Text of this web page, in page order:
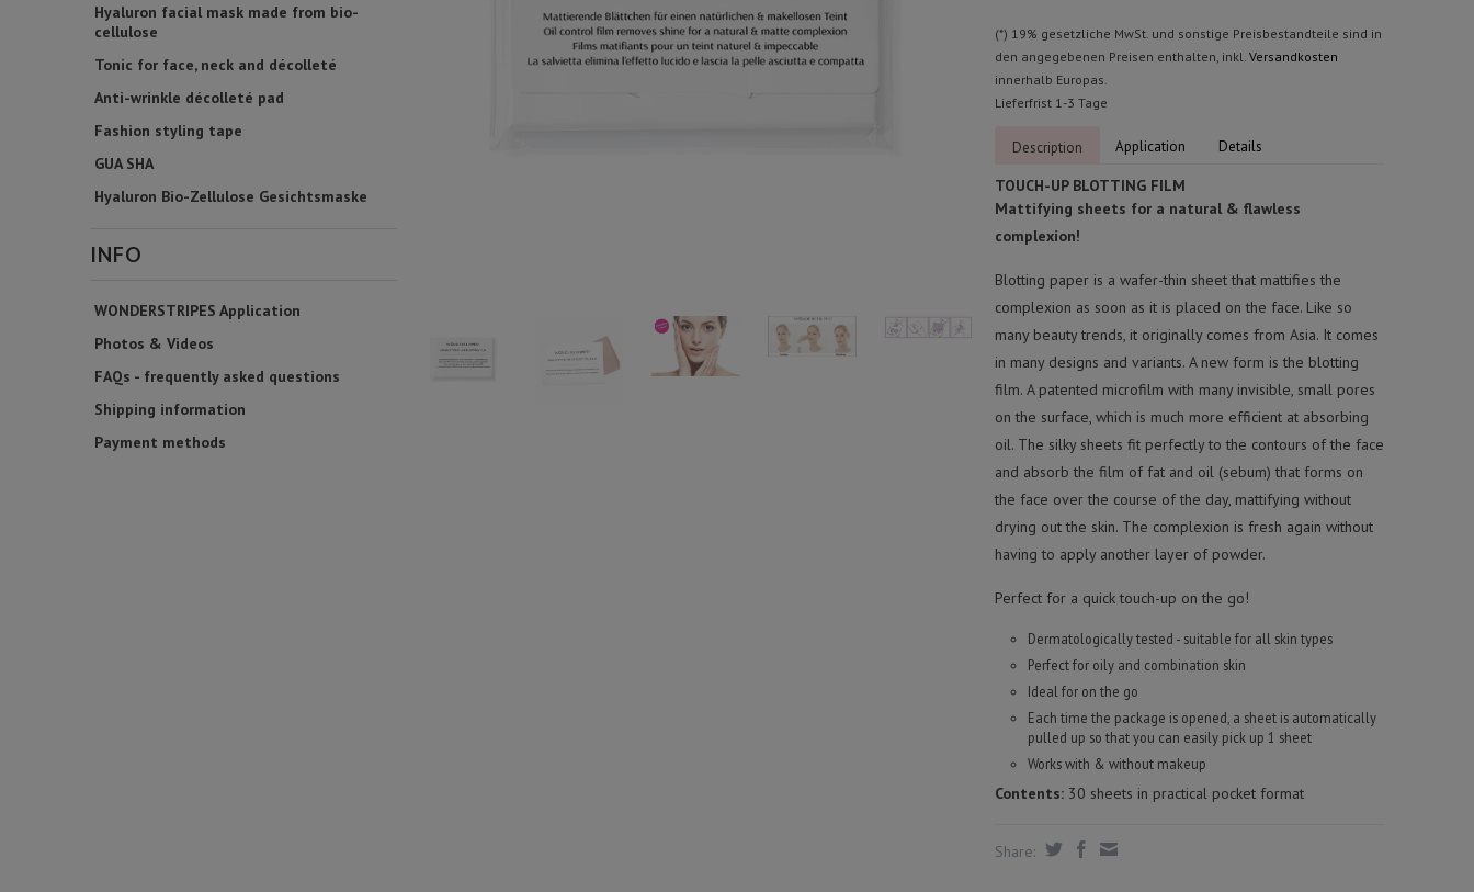
Hyaluron facial mask made from bio-
cellulose
Tonic for face, neck and décolleté
Anti-wrinkle décolleté pad
Fashion styling tape
GUA SHA
Hyaluron Bio-Zellulose Gesichtsmaske
INFO
WONDERSTRIPES Application
Photos & Videos
FAQs - frequently asked questions
Shipping information
Payment methods
(*) 19% gesetzliche MwSt. und sonstige Preisbestandteile sind in
den angegebenen Preisen enthalten, inkl. Versandkosten
innerhalb Europas.
Lieferfrist 1-3 Tage
Description Application Details
TOUCH-UP BLOTTING FILM
Mattifying sheets for a natural & flawless
complexion!
Blotting paper is a wafer-thin sheet that mattifies the
complexion as soon as it is placed on the face. Like so
many beauty trends, it originally comes from Asia. It comes
in many designs and variants. A new form is the blotting
film. A patented microfilm with many invisible, small pores
on the surface, which is much more efficient at absorbing
oil. The silky sheets fit perfectly to the contours of the face
and absorb the film of fat and oil (sebum) that forms on
the face over the course of the day, mattifying without
drying out the skin. The complexion is fresh again without
having to apply another layer of powder.
Perfect for a quick touch-up on the go!
Dermatologically tested - suitable for all skin types
Perfect for oily and combination skin
Ideal for on the go
Each time the package is opened, a sheet is automatically
pulled up so that you can easily pick up 1 sheet
Works with & without makeup
Contents: 30 sheets in practical pocket format
Share: